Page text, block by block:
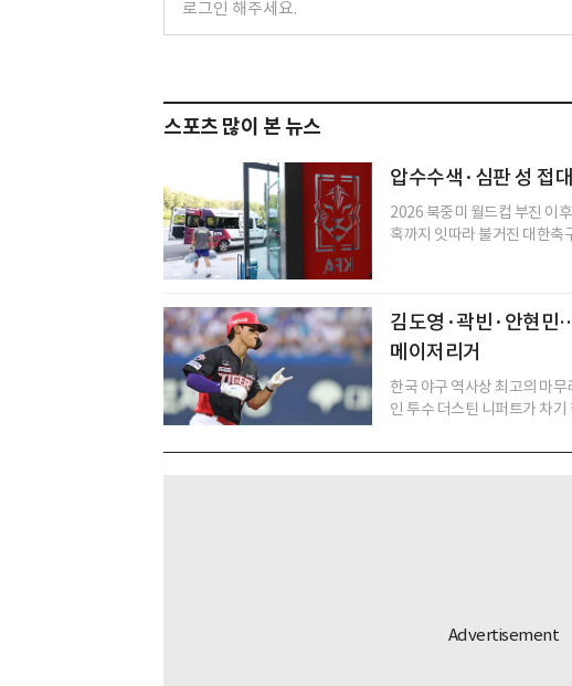
스포츠 많이 본 뉴스
압수수색·심판 성 접
2026 북중미 월드컵 부진 이
혹까지 잇따라 불거진 대한축
김도영·곽빈·안현민
메이저리거
한국 야구 역사상 최고의 마
인 투수 더스틴 니퍼트가 차